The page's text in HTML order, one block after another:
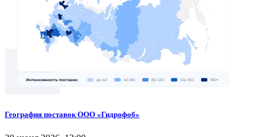
География поставок ООО «Гидрофоб»